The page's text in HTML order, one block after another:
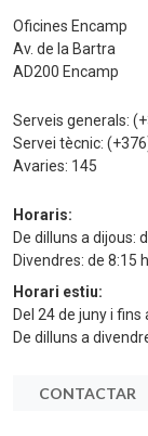
Oficines Encamp
Av. de la Bartra
AD200 Encamp
Serveis generals:
Servei tècnic:
Avaries: 145
Horaris:
De dilluns a dijous:
Divendres: de 8:15
Horari estiu:
Del 24 de juny i fins
De dilluns a
CONTACTAR